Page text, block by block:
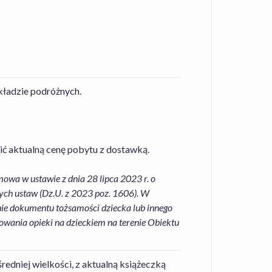
podróżnych.
aktualną cenę pobytu z dostawką.
w ustawie z dnia 28 lipca 2023 r. o
ustaw (Dz.U. z 2023 poz. 1606). W
dokumentu tożsamości dziecka lub innego
opieki na dzieckiem na terenie Obiektu
wielkości, z aktualną książeczką